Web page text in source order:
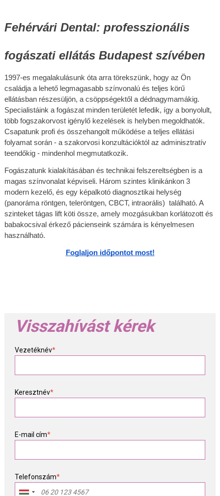
Fehérvári Dental: professzionális
fogászati ellátás Budapest szívében
1997-­es megalakulásunk óta arra törekszünk, hogy az Ön
családja a lehető legmagasabb színvonalú és teljes körű
ellátásban részesüljön, a csöppségektől a dédnagymamákig.
Specialistáink a fogászat minden területét lefedik, így a bonyolult,
több fogszakorvost igénylő kezelések is helyben megoldhatók.
Csapatunk profi és összehangolt működése a teljes ellátási
folyamat során - a szakorvosi konzultációktól az adminisztratív
teendőkig - mindenhol megmutatkozik.
Fogászatunk kialakításában és technikai felszereltségben is a
magas színvonalat képviseli. Három szintes klinikánkon 3
modern kezelő, és egy képalkotó diagnosztikai helység
(panoráma röntgen, teleröntgen, CBCT, intraorális) található. A
szinteket tágas lift köti össze, amely mozgásukban korlátozott és
babakocsival érkező pácienseink számára is kényelmesen
használható.
Foglaljon időpontot most!
Visszahívást kérek
Vezetéknév*
Keresztnév*
E-mail cím*
Telefonszám*